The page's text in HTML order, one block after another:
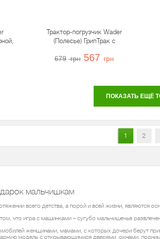
Трактор-погрузчик Wader
(Полесье) ГрипТрак с
679 грн 567 грн
ПОКАЗАТЬ ЕЩЁ
1 2
мальчишкам
всего детства, а порой и всей жизни, являются
что игра с машинками – сугубо мальчишечье
женщинами, мамами, с которых дочери берут
модель с открывающимися дверями, окнами,